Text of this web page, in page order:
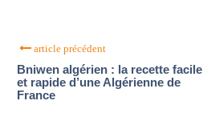
article précédent
Bniwen algérien : la recette facile
et rapide d’une Algérienne de
France